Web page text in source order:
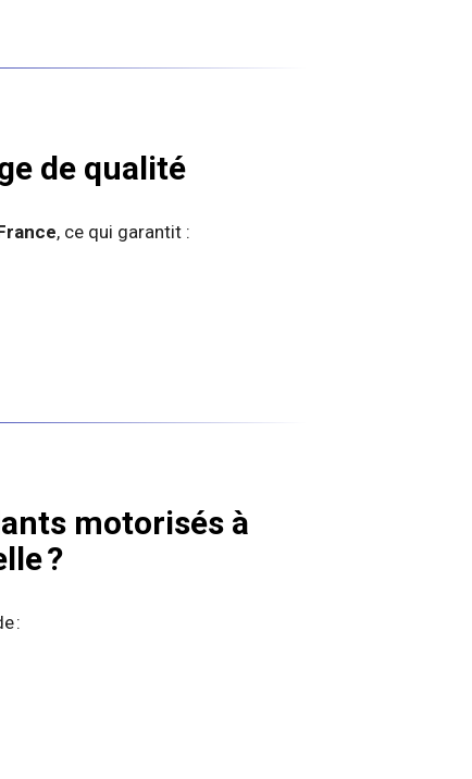
de qualité
, ce qui garantit :
motorisés à
?
: